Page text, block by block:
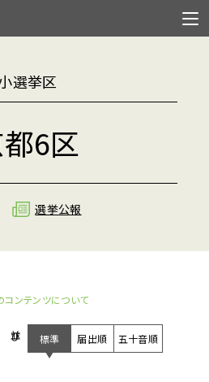
選挙区
6区
選挙公報
コンテンツについて
並び 標準 届出順 五十音順